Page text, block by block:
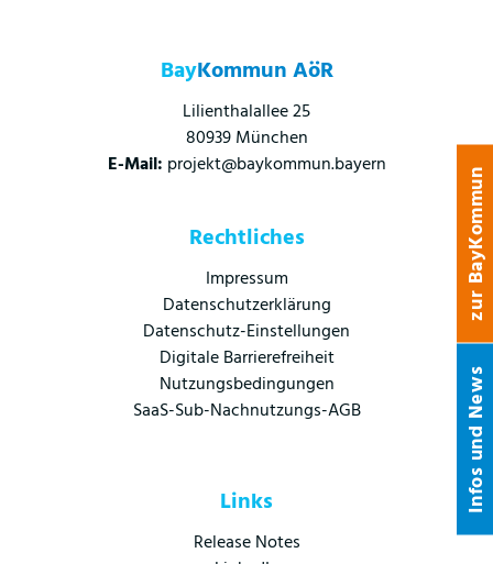
BayKommun AöR
Lilienthalallee 25
80939 München
E-Mail: projekt@baykommun.bayern
Rechtliches
Impressum
Datenschutzerklärung
Datenschutz-Einstellungen
Digitale Barrierefreiheit
Nutzungsbedingungen
SaaS-Sub-Nachnutzungs-AGB
Links
Release Notes
Infos und News
zur BayKommun